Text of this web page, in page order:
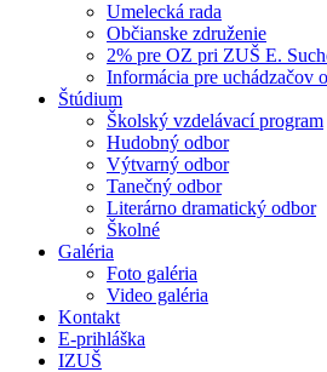
Umelecká rada
Občianske združenie
2% pre OZ pri ZUŠ E.
Informácia pre uchádzačov
Štúdium
Školský vzdelávací program
Hudobný odbor
Výtvarný odbor
Tanečný odbor
Literárno dramatický odbor
Školné
Galéria
Foto galéria
Video galéria
Kontakt
E-prihláška
IZUŠ